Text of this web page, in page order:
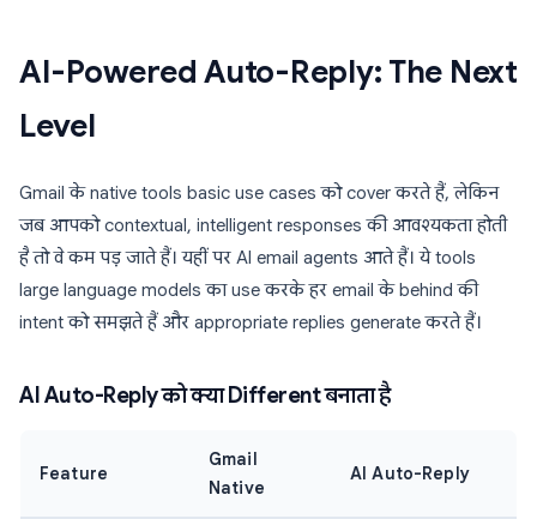
AI-Powered Auto-Reply: The Next
Level
Gmail के native tools basic use cases को cover करते हैं, लेकिन
जब आपको contextual, intelligent responses की आवश्यकता होती
है तो वे कम पड़ जाते हैं। यहीं पर AI email agents आते हैं। ये tools
large language models का use करके हर email के behind की
intent को समझते हैं और appropriate replies generate करते हैं।
AI Auto-Reply को क्या Different बनाता है
Feature
Gmail
Native
AI Auto-Reply